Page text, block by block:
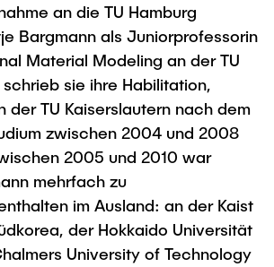
an die TU Hamburg
Bargmann als Juniorprofessorin
Material Modeling an der TU
sie ihre Habilitation,
der TU Kaiserslautern nach dem
zwischen 2004 und 2008
2005 und 2010 war
mehrfach zu
im Ausland: an der Kaist
der Hokkaido Universität
University of Technology